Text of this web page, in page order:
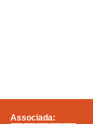
Associada: